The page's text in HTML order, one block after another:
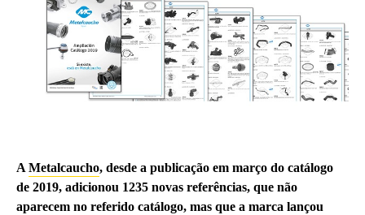
A Metalcaucho, desde a publicação em março do catálogo
de 2019, adicionou 1235 novas referências, que não
aparecem no referido catálogo, mas que a marca lançou